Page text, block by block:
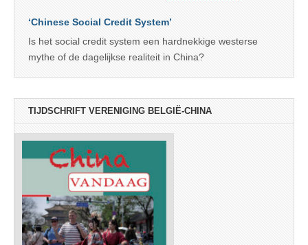
‘Chinese Social Credit System’
Is het social credit system een hardnekkige westerse
mythe of de dagelijkse realiteit in China?
TIJDSCHRIFT VERENIGING BELGIË-CHINA